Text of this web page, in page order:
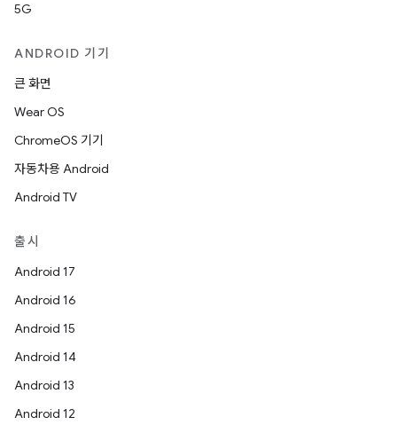
5G
ANDROID 기기
큰 화면
Wear OS
ChromeOS 기기
자동차용 Android
Android TV
출시
Android 17
Android 16
Android 15
Android 14
Android 13
Android 12